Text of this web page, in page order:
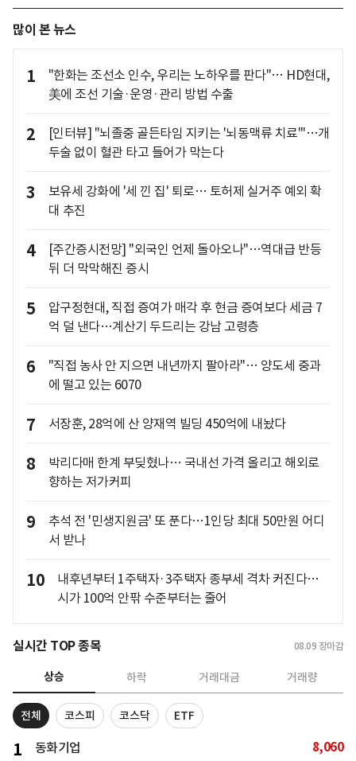
많이 본 뉴스
1
"한화는 조선소 인수, 우리는 노하우를 판다"… HD현대,
美에 조선 기술·운영·관리 방법 수출
2
[인터뷰] "뇌졸중 골든타임 지키는 '뇌동맥류 치료'"…개
두술 없이 혈관 타고 들어가 막는다
3
보유세 강화에 '세 낀 집' 퇴로… 토허제 실거주 예외 확
대 추진
4
[주간증시전망] "외국인 언제 돌아오나"…역대급 반등
뒤 더 막막해진 증시
5
압구정현대, 직접 증여가 매각 후 현금 증여보다 세금 7
억 덜 낸다…계산기 두드리는 강남 고령층
6
"직접 농사 안 지으면 내년까지 팔아라"… 양도세 중과
에 떨고 있는 6070
7 서장훈, 28억에 산 양재역 빌딩 450억에 내놨다
8
박리다매 한계 부딪혔나… 국내선 가격 올리고 해외로
향하는 저가커피
9
추석 전 '민생지원금' 또 푼다…1인당 최대 50만원 어디
서 받나
10
내후년부터 1주택자·3주택자 종부세 격차 커진다…
시가 100억 안팎 수준부터는 줄어
실시간 TOP 종목 08.09 장마감
상승 하락 거래대금 거래량
전체 코스피 코스닥 ETF
1 동화기업 8,060